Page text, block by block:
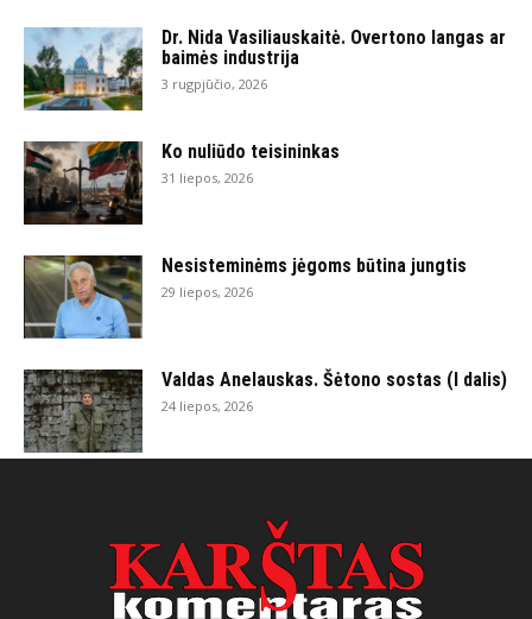
Dr. Nida Vasiliauskaitė. Overtono langas ar
baimės industrija
3 rugpjūčio, 2026
Ko nuliūdo teisininkas
31 liepos, 2026
Nesisteminėms jėgoms būtina jungtis
29 liepos, 2026
Valdas Anelauskas. Šėtono sostas (I dalis)
24 liepos, 2026